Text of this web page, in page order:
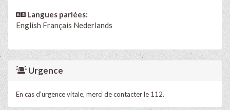
Langues parlées:
English Français Nederlands
Urgence
En cas d'urgence vitale, merci de contacter le 112.